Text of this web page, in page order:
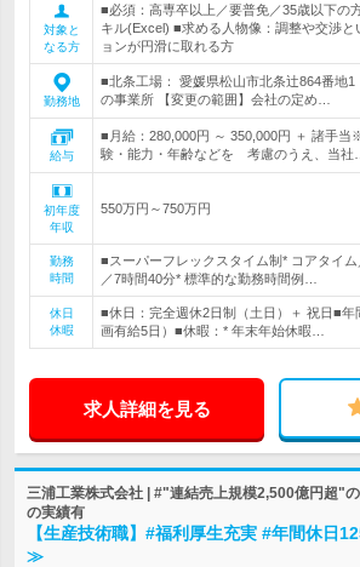
対象と
なる方
■必須：高専卒以上／要普免／35歳以下の
キル(Excel) ■求める人物像：調整や交渉と
ョンが円滑に取れる方
勤務地
■北条工場： 愛媛県松山市北条辻864番地1
の事業所 【変更の範囲】会社の定め…
給与
■月給：280,000円 ～ 350,000円 ＋ 諸手
験・能力・年齢などを 考慮のうえ、当社…
初年度
年収
550万円～750万円
勤務
時間
■スーパーフレックスタイム制* コアタイ
／7時間40分* 標準的な勤務時間例…
休日
休暇
■休日：完全週休2日制（土日）＋ 祝日■年
画有給5日）■休暇：* 年末年始休暇…
求人詳細を見る
三浦工業株式会社 | #"連結売上規模2,500億円超"
の実績有
【生産技術職】#福利厚生充実 #年間休日
≫